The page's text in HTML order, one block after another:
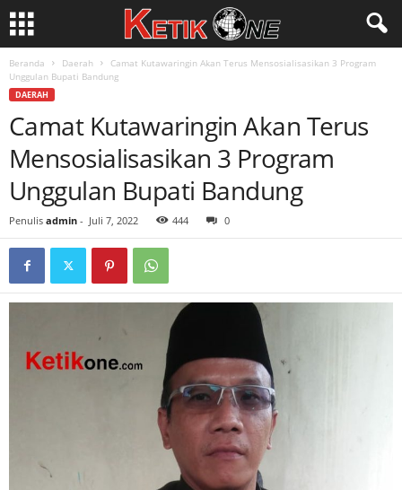
Beranda Daerah
Camat Kutawaringin Akan Terus Mensosialisasikan 3 Program
Unggulan Bupati Bandung
DAERAH
Camat Kutawaringin Akan Terus
Mensosialisasikan 3 Program
Unggulan Bupati Bandung
Penulis admin - Juli 7, 2022 444 0